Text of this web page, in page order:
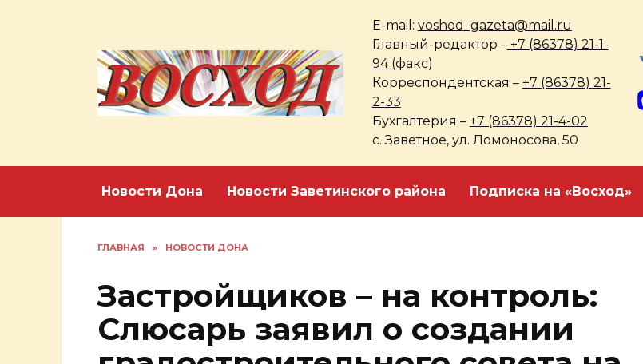
E-mail: voshod_gazeta@mail.ru
Главный-редактор –+7 (86378) 21-1-
94 (факс)
Корреспондентская – +7 (86378) 21-
2-33
Бухгалтерия – +7 (86378) 21-4-02
с. Заветное, ул. Ломоносова, 50
Новости Дона Новости Заветинского района Подписка на «Восход»
ГЛАВНАЯ » НОВОСТИ ДОНА
Застройщиков – на контроль:
Слюсарь заявил о создании